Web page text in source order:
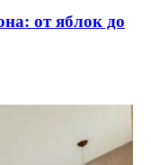
от яблок до